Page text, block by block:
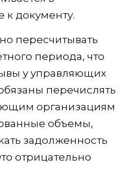
к документу.
пересчитывать
периода, что
у управляющих
перечислять
организациям
объемы,
задолженность
отрицательно